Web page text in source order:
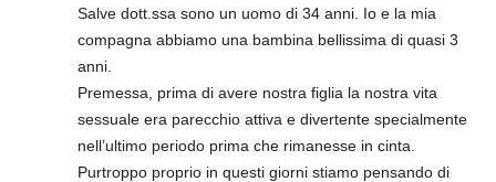
Salve dott.ssa sono un uomo di 34 anni. Io e la mia
compagna abbiamo una bambina bellissima di quasi 3
anni.
Premessa, prima di avere nostra figlia la nostra vita
sessuale era parecchio attiva e divertente specialmente
nell’ultimo periodo prima che rimanesse in cinta.
Purtroppo proprio in questi giorni stiamo pensando di